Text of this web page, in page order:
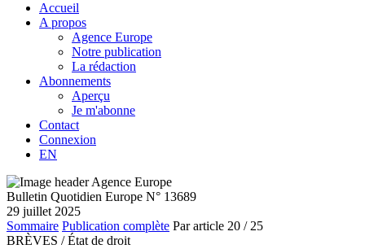
Accueil
A propos
Agence Europe
Notre publication
La rédaction
Abonnements
Aperçu
Je m'abonne
Contact
Connexion
EN
Bulletin Quotidien Europe N° 13689
29 juillet 2025
Sommaire Publication complète Par article 20 / 25
BRÈVES / État de droit